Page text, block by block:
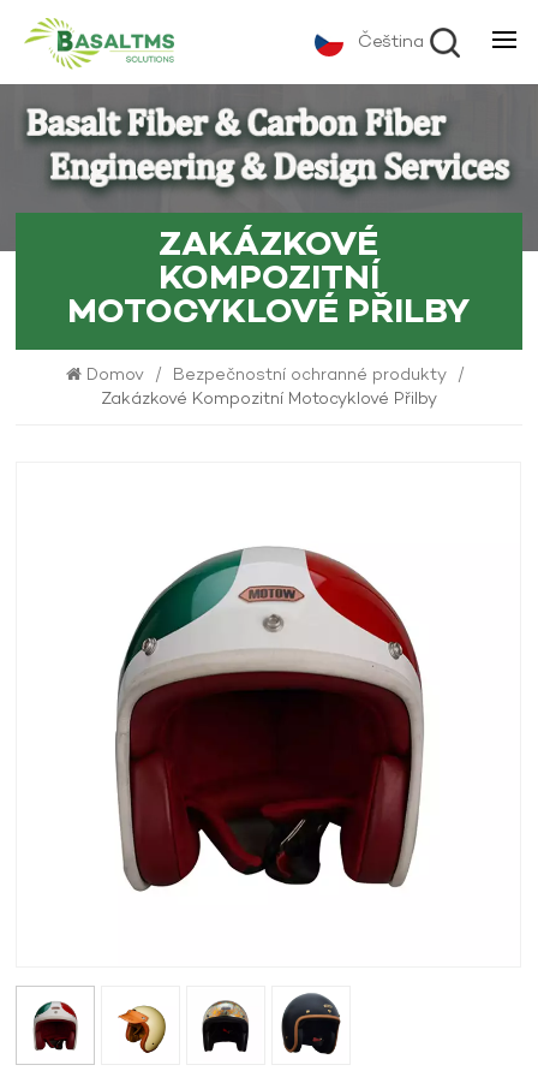
Čeština
ZAKÁZKOVÉ
KOMPOZITNÍ
MOTOCYKLOVÉ PŘILBY
Domov / Bezpečnostní ochranné produkty /
Zakázkové Kompozitní Motocyklové Přilby